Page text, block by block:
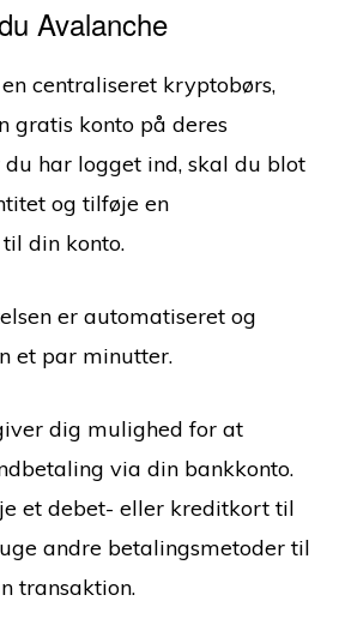
Avalanche
centraliseret kryptobørs,
gratis konto på deres
har logget ind, skal du blot
og tilføje en
din konto.
er automatiseret og
et par minutter.
dig mulighed for at
via din bankkonto.
et debet- eller kreditkort til
andre betalingsmetoder til
transaktion.